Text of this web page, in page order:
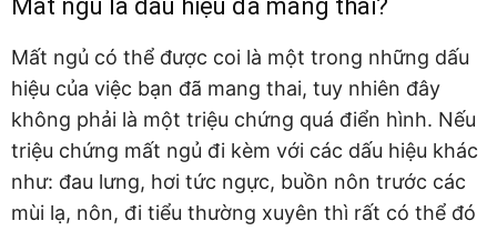
Mất ngủ là dấu hiệu đã mang thai?
Mất ngủ có thể được coi là một trong những dấu
hiệu của việc bạn đã mang thai, tuy nhiên đây
không phải là một triệu chứng quá điển hình. Nếu
triệu chứng mất ngủ đi kèm với các dấu hiệu khác
như: đau lưng, hơi tức ngực, buồn nôn trước các
mùi lạ, nôn, đi tiểu thường xuyên thì rất có thể đó